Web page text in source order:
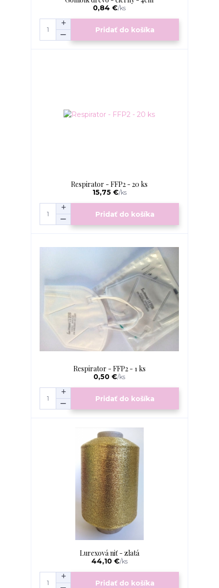
0,84 €/ks
Pridať do košíka
Respirator - FFP2 - 20 ks
15,75 €/ks
Pridať do košíka
Respirator - FFP2 - 1 ks
0,50 €/ks
Pridať do košíka
Lurexová niť - zlatá
44,10 €/ks
Pridať do košíka